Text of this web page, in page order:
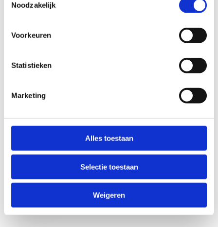
Noodzakelijk
Voorkeuren
Statistieken
Marketing
Alles toestaan
Selectie toestaan
Weigeren
Anti-Robot Verification
Click to start verification
Verzend